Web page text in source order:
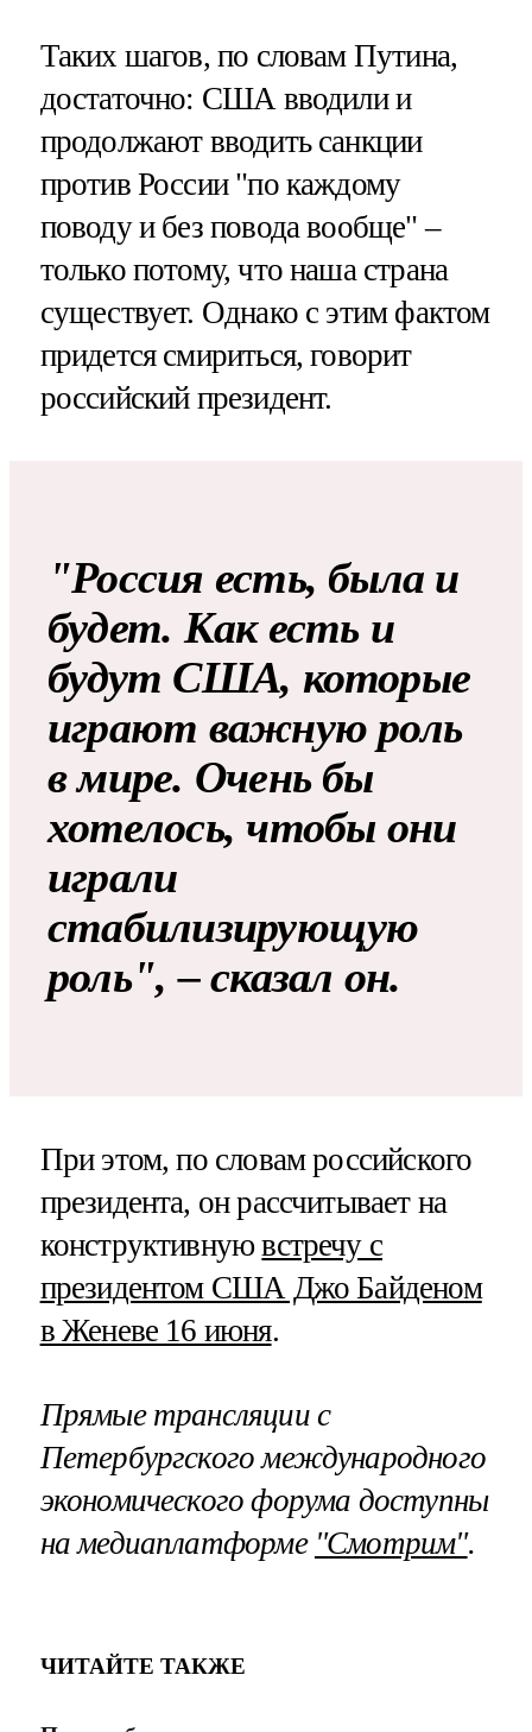
Таких шагов, по словам Путина,
достаточно: США вводили и
продолжают вводить санкции
против России "по каждому
поводу и без повода вообще" –
только потому, что наша страна
существует. Однако с этим фактом
придется смириться, говорит
российский президент.
"Россия есть, была и
будет. Как есть и
будут США, которые
играют важную роль
в мире. Очень бы
хотелось, чтобы они
играли
стабилизирующую
роль", – сказал он.
При этом, по словам российского
президента, он рассчитывает на
конструктивнуювстречу с
президентом США Джо Байденом
в Женеве 16 июня.
Прямые трансляции с
Петербургского международного
экономического форума доступны
на медиаплатформе "Смотрим".
ЧИТАЙТЕ ТАКЖЕ